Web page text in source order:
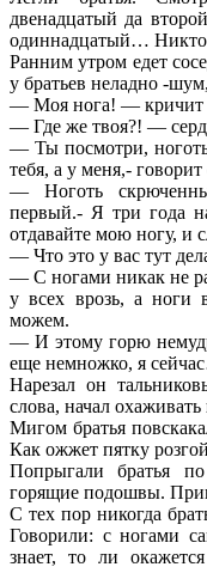
двенадцатый да
одиннадцатый… Никто
Ранним утром едет
у братьев неладно -
— Моя нога! — кричит
— Где же твоя?! —
— Ты посмотри,
тебя, а у меня,-
— Ноготь
первый.- Я три года
отдавайте мою ногу, и
— Что это у вас тут
— С ногами никак не
у всех врозь, а ноги
можем.
— И этому горю
еще немножко, я
Нарезал он
слова, начал
Мигом братья
Как ожжет пятку
Попрыгали братья
горящие подошвы.
С тех пор никогда
Говорили: с ногами
знает, то ли